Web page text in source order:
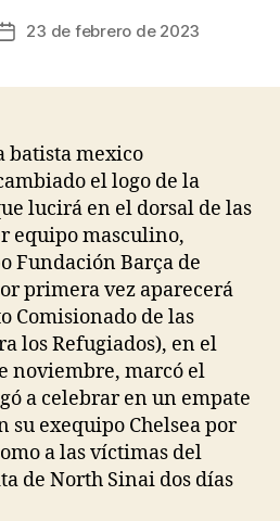
Fecha23 de febrero de 2023
el logo de la
lucirá en el dorsal de las
equipo masculino,
Fundación Barça de
primera vez aparecerá
Comisionado de las
los Refugiados), en el
noviembre, marcó el
a celebrar en un empate
su exequipo Chelsea por
a las víctimas del
de North Sinai dos días